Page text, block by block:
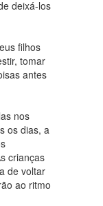
deixá-los
filhos
tomar
antes
nos
os dias, a
crianças
de voltar
ao ritmo